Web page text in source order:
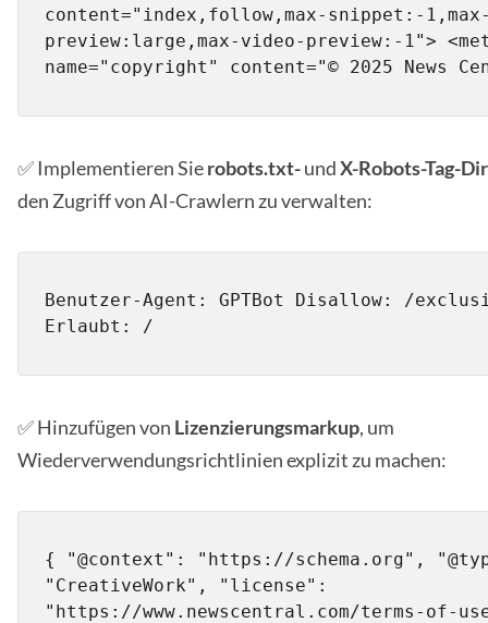
content="index,follow,max-snippet:-
preview:large,max-video-preview:-1">
name="copyright" content="© 2025 News
✅ Implementieren Sierobots.txt-undX-Robots-Tag-
den Zugriff von AI-Crawlern zu verwalten:
Benutzer-Agent: GPTBot Disallow: /
Erlaubt: /
✅ Hinzufügen von Lizenzierungsmarkup, um
Wiederverwendungsrichtlinien explizit zu machen:
{ "@context": "https://schema.org",
"CreativeWork", "license":
"https://www.newscentral.com/terms-of-